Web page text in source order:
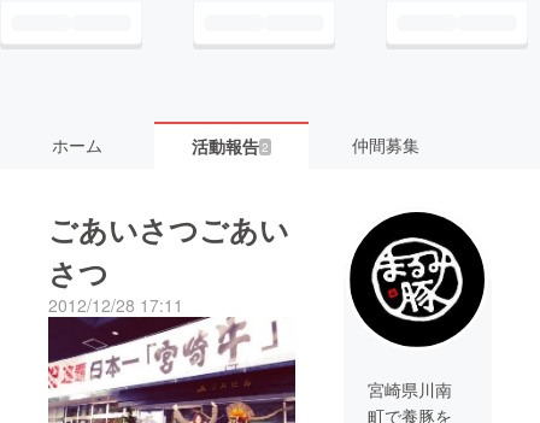
ホーム 活動報告 2 仲間募集
ごあいさつごあい
さつ
2012/12/28 17:11
宮崎県川南
町で養豚を